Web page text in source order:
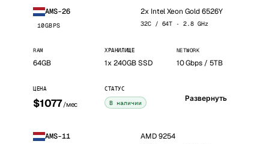
AMS-26
10GBPS
2x Intel Xeon Gold 6526Y
32C / 64T · 2.8 GHz
RAM
64GB
ХРАНИЛИЩЕ
1x 240GB SSD
NETWORK
10 Gbps / 5TB
ЦЕНА
$1077 /мес
СТАТУС
В наличии Развернуть
AMS-11 AMD 9254